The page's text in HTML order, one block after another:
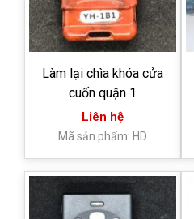
Làm lại chìa khóa cửa
cuốn quận 1
Liên hệ
Mã sản phẩm: HD